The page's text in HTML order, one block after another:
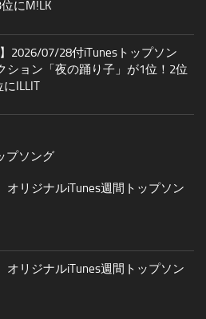
にM!LK
】2026/07/28付iTunesトップソン
ション「夜の踊り子」が1位！2位
ILLIT
プソング
リジナルiTunes週間トップソン
リジナルiTunes週間トップソン